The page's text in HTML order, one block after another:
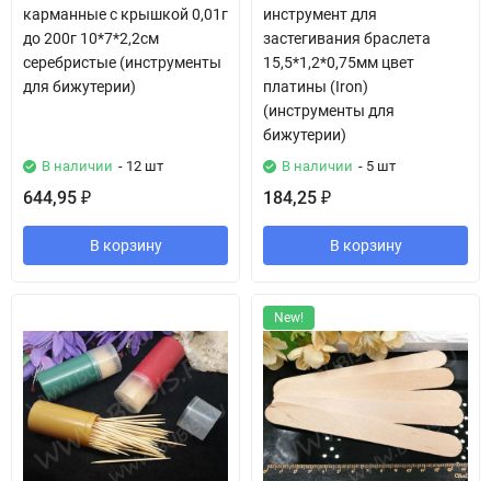
карманные с крышкой 0,01г
до 200г 10*7*2,2см
серебристые (инструменты
для бижутерии)
В наличии - 12 шт
644,95 ₽
В корзину
инструмент для
застегивания браслета
15,5*1,2*0,75мм цвет
платины (Iron)
(инструменты для
бижутерии)
В наличии - 5 шт
184,25 ₽
В корзину
New!